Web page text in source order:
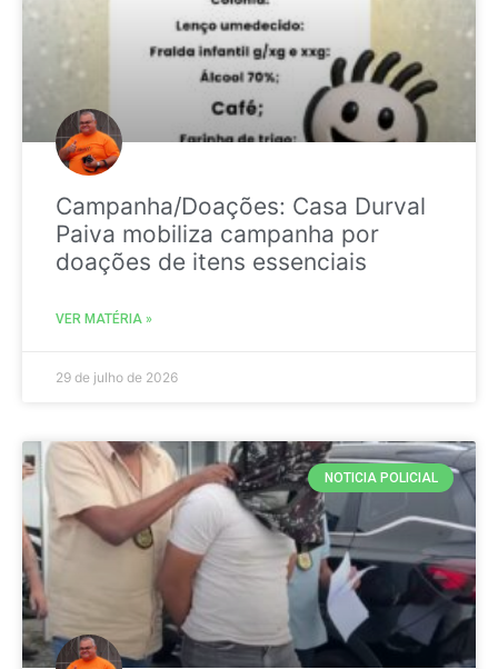
Campanha/Doações: Casa Durval
Paiva mobiliza campanha por
doações de itens essenciais
VER MATÉRIA »
29 de julho de 2026
NOTICIA POLICIAL